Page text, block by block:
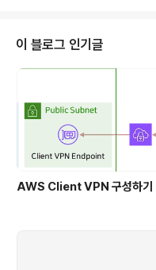
이 블로그 인기글
AWS Client VPN 구성하기